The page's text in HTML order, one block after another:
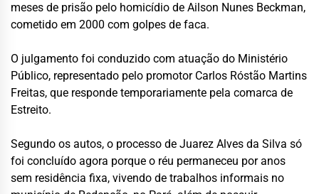
meses de prisão pelo homicídio de Ailson Nunes Beckman,
cometido em 2000 com golpes de faca.
O julgamento foi conduzido com atuação do Ministério
Público, representado pelo promotor Carlos Róstão Martins
Freitas, que responde temporariamente pela comarca de
Estreito.
Segundo os autos, o processo de Juarez Alves da Silva só
foi concluído agora porque o réu permaneceu por anos
sem residência fixa, vivendo de trabalhos informais no